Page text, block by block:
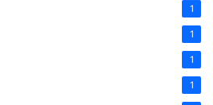
1
1
1
1